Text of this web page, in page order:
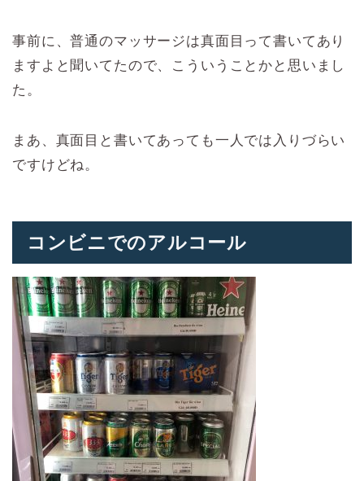
事前に、普通のマッサージは真面目って書いてあり
ますよと聞いてたので、こういうことかと思いまし
た。
まあ、真面目と書いてあっても一人では入りづらい
ですけどね。
コンビニでのアルコール